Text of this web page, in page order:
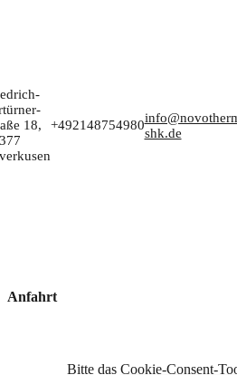
18,
+492148754980
shk.de
Anfahrt
Bitte das Cookie-Consent-